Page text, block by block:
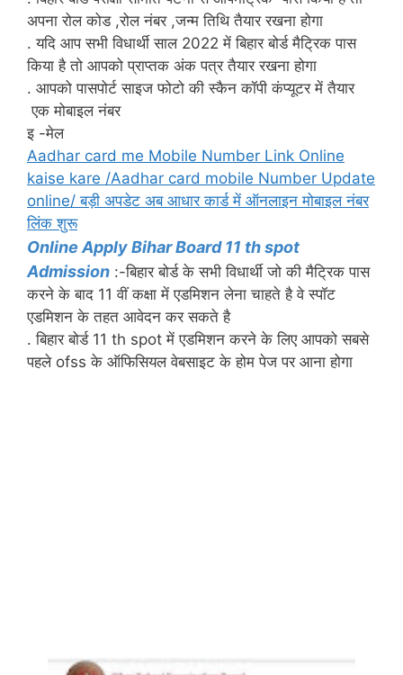
अपना रोल कोड ,रोल नंबर ,जन्म तिथि तैयार रखना होगा
. यदि आप सभी विधार्थी साल 2022 में बिहार बोर्ड मैट्रिक पास
किया है तो आपको प्राप्तक अंक पत्र तैयार रखना होगा
. आपको पासपोर्ट साइज फोटो की स्कैन कॉपी कंप्यूटर में तैयार
एक मोबाइल नंबर
इ -मेल
Aadhar card me Mobile Number Link Online
kaise kare /Aadhar card mobile Number Update
online/ बड़ी अपडेट अब आधार कार्ड में ऑनलाइन मोबाइल नंबर
लिंक शुरू
Online Apply Bihar Board 11 th spot
Admission :-बिहार बोर्ड के सभी विधार्थी जो की मैट्रिक पास
करने के बाद 11 वीं कक्षा में एडमिशन लेना चाहते है वे स्पॉट
एडमिशन के तहत आवेदन कर सकते है
. बिहार बोर्ड 11 th spot में एडमिशन करने के लिए आपको सबसे
पहले ofss के ऑफिसियल वेबसाइट के होम पेज पर आना होगा